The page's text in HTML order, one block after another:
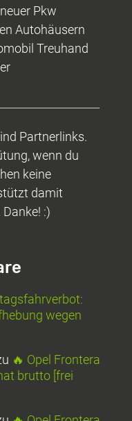
Pkw
Autohäusern
Treuhand
Partnerlinks.
wenn du
keine
damit
:)
wegen
🔥 Opel Frontera
brutto [frei